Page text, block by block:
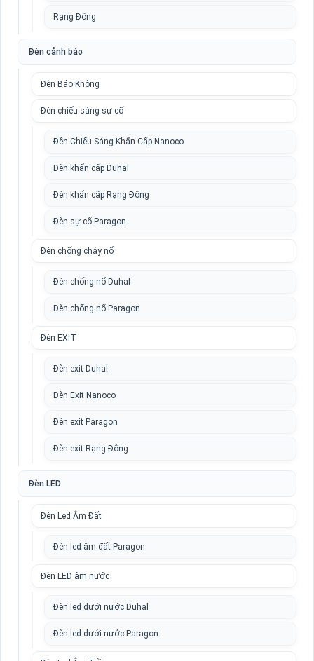
Rạng Đông
Đèn cảnh báo
Đèn Báo Không
Đèn chiếu sáng sự cố
Đền Chiếu Sáng Khẩn Cấp Nanoco
Đèn khẩn cấp Duhal
Đèn khẩn cấp Rạng Đông
Đèn sự cố Paragon
Đèn chống cháy nổ
Đèn chống nổ Duhal
Đèn chống nổ Paragon
Đèn EXIT
Đèn exit Duhal
Đèn Exit Nanoco
Đèn exit Paragon
Đèn exit Rạng Đông
Đèn LED
Đèn Led Âm Đất
Đèn led âm đất Paragon
Đèn LED âm nước
Đèn led dưới nước Duhal
Đèn led dưới nước Paragon